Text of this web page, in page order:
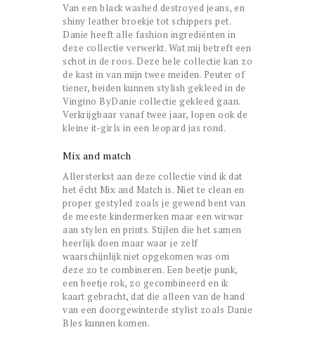
Van een black washed destroyed jeans, en
shiny leather broekje tot schippers pet.
Danie heeft alle fashion ingrediënten in
deze collectie verwerkt. Wat mij betreft een
schot in de roos. Deze hele collectie kan zo
de kast in van mijn twee meiden. Peuter of
tiener, beiden kunnen stylish gekleed in de
Vingino ByDanie collectie gekleed gaan.
Verkrijgbaar vanaf twee jaar, lopen ook de
kleine it-girls in een leopard jas rond.
Mix and match
Allersterkst aan deze collectie vind ik dat
het écht Mix and Match is. Niet te clean en
proper gestyled zoals je gewend bent van
de meeste kindermerken maar een wirwar
aan stylen en prints. Stijlen die het samen
heerlijk doen maar waar je zelf
waarschijnlijk niet opgekomen was om
deze zo te combineren. Een beetje punk,
een beetje rok, zo gecombineerd en ik
kaart gebracht, dat die alleen van de hand
van een doorgewinterde stylist zoals Danie
Bles kunnen komen.